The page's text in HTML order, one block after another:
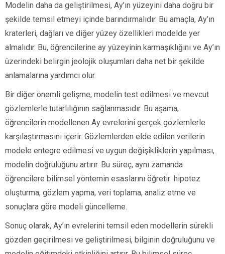
Modelin daha da geliştirilmesi, Ay’ın yüzeyini daha doğru bir
şekilde temsil etmeyi içinde barındırmalıdır. Bu amaçla, Ay’ın
kraterleri, dağları ve diğer yüzey özellikleri modelde yer
almalıdır. Bu, öğrencilerine ay yüzeyinin karmaşıklığını ve Ay’ın
üzerindeki belirgin jeolojik oluşumları daha net bir şekilde
anlamalarına yardımcı olur.
Bir diğer önemli gelişme, modelin test edilmesi ve mevcut
gözlemlerle tutarlılığının sağlanmasıdır. Bu aşama,
öğrencilerin modellenen Ay evrelerini gerçek gözlemlerle
karşılaştırmasını içerir. Gözlemlerden elde edilen verilerin
modele entegre edilmesi ve uygun değişikliklerin yapılması,
modelin doğruluğunu artırır. Bu süreç, aynı zamanda
öğrencilere bilimsel yöntemin esaslarını öğretir: hipotez
oluşturma, gözlem yapma, veri toplama, analiz etme ve
sonuçlara göre modeli güncelleme.
Sonuç olarak, Ay’ın evrelerini temsil eden modellerin sürekli
gözden geçirilmesi ve geliştirilmesi, bilginin doğruluğunu ve